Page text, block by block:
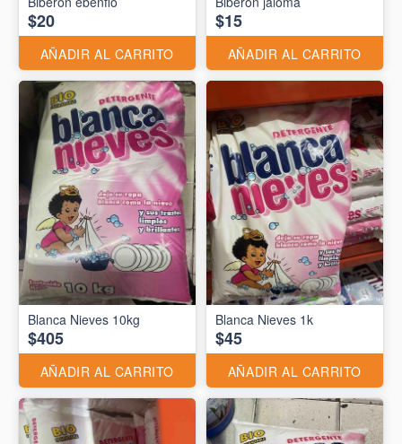
$20
AÑADIR AL CARRITO
$15
AÑADIR AL CARRITO
Blanca Nieves 10kg
$405
AÑADIR AL CARRITO
Blanca Nieves 1k
$45
AÑADIR AL CARRITO